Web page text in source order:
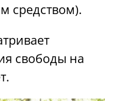
средством).
свободы на